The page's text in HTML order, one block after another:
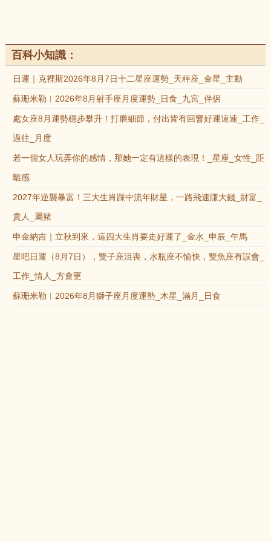
百科小知識：
日運｜克裡斯2026年8月7日十二星座運勢_天秤座_金星_主動
蘇珊米勒︱2026年8月射手座月度運勢_日食_九宮_伴侶
處女座8月運勢穩步攀升！打磨細節，付出皆有回響好運連連_工作_
過往_月度
若一個女人玩弄你的感情，那她一定有這樣的表現！_星座_女性_距
離感
2027年逆襲暴富！三大生肖踩中流年財星，一路飛速賺大錢_財富_
貴人_屬豬
申金納吉｜立秋到來，這四大生肖要走好運了_金水_申辰_午馬
星吧日運（8月7日），雙子座沮喪，水瓶座不愉快，雙魚座有誤會_
工作_情人_方會更
蘇珊米勒︱2026年8月獅子座月度運勢_木星_滿月_日食